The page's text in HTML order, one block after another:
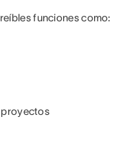
funciones como:
proyectos